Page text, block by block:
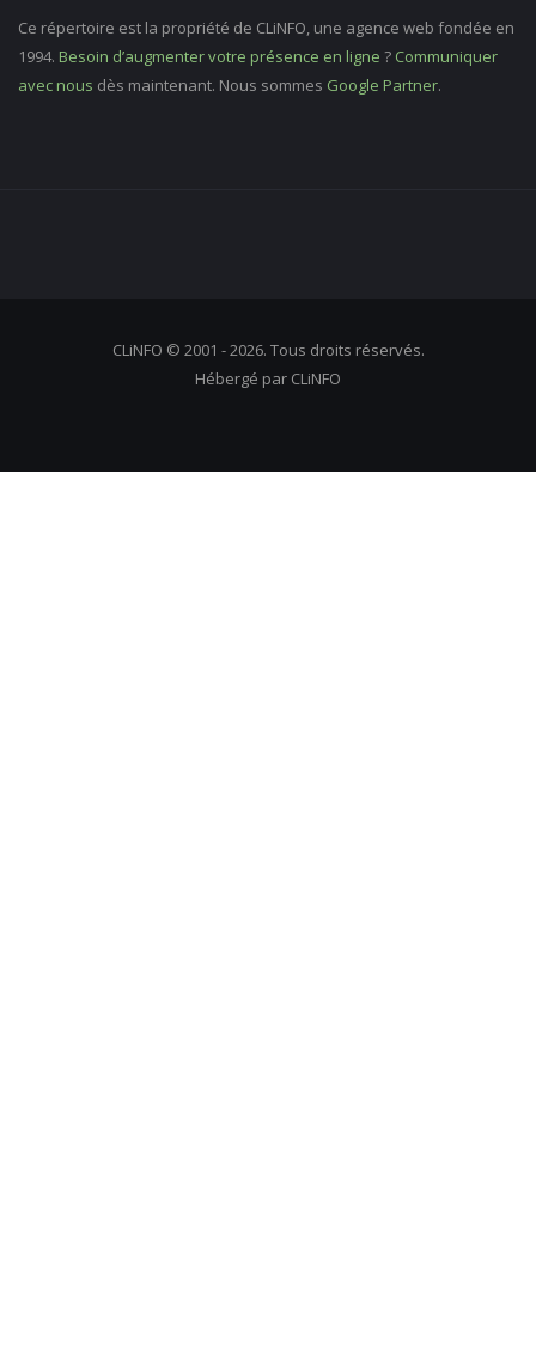
Ce répertoire est la propriété de CLiNFO, une agence web fondée en
1994. Besoin d’augmenter votre présence en ligne ? Communiquer
avec nous dès maintenant. Nous sommes Google Partner.
CLiNFO © 2001 - 2026. Tous droits réservés.
Hébergé par CLiNFO